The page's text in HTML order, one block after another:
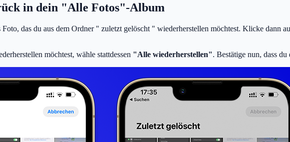
in dein "Alle Fotos"-Album
Foto, das du aus dem Ordner " zuletzt gelöscht " wiederherstellen möchtest. Klicke dann
möchtest, wähle stattdessen "Alle wiederherstellen". Bestätige nun, dass